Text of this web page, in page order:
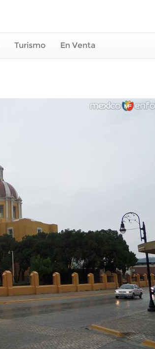
Turismo En Venta